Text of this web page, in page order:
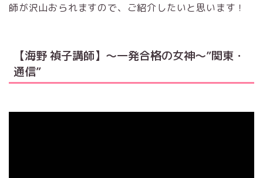
師が沢山おられますので、ご紹介したいと思います！
【海野 禎子講師】～一発合格の女神～”関東・
通信”